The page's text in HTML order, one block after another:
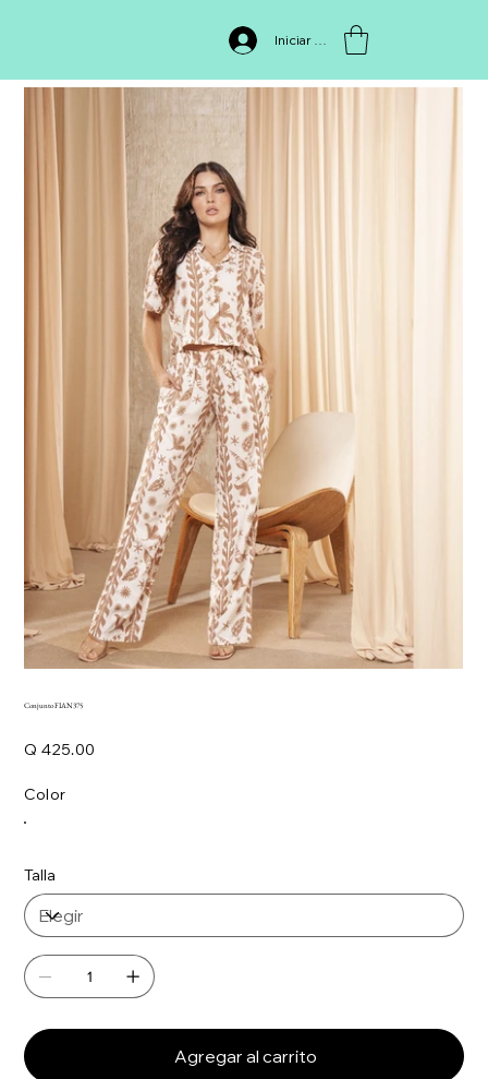
Iniciar sesión
Conjunto FIAN375
Conjunto FIAN375
Q 425.00
Color
Talla
Agregar al carrito